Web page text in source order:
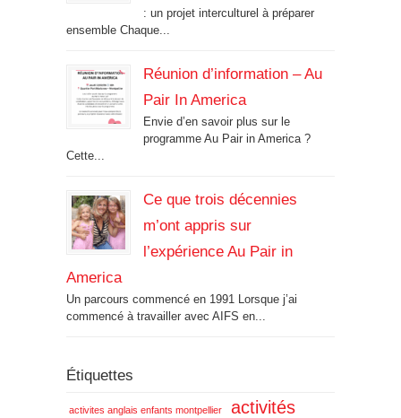
: un projet interculturel à préparer
ensemble Chaque...
Réunion d’information – Au
Pair In America
Envie d’en savoir plus sur le
programme Au Pair in America ?
Cette...
Ce que trois décennies
m’ont appris sur
l’expérience Au Pair in
America
Un parcours commencé en 1991 Lorsque j’ai
commencé à travailler avec AIFS en...
Étiquettes
activites anglais enfants montpellier
activités